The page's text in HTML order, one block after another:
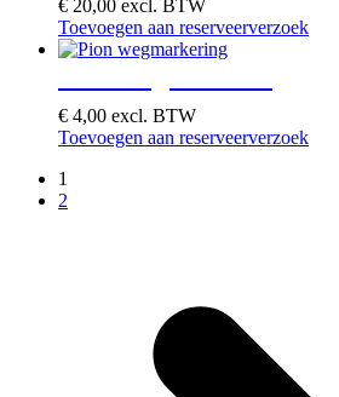
€ 20,00 excl. BTW
Toevoegen aan reserveerverzoek
€ 4,00 excl. BTW
Toevoegen aan reserveerverzoek
1
2